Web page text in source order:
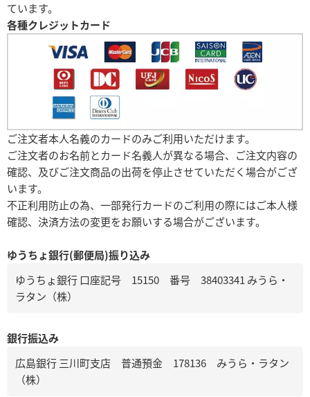
ています。
各種クレジットカード
ご注文者本人名義のカードのみご利用いただけます。
ご注文者のお名前とカード名義人が異なる場合、ご注文内容の
確認、及びご注文商品の出荷を停止させていただく場合がござ
います。
不正利用防止の為、一部発行カードのご利用の際にはご本人様
確認、決済方法の変更をお願いする場合がございます。
ゆうちょ銀行(郵便局)振り込み
ゆうちょ銀行 口座記号 15150 番号 38403341 みうら・
ラタン（株）
銀行振込み
広島銀行 三川町支店 普通預金 178136 みうら・ラタン
（株）